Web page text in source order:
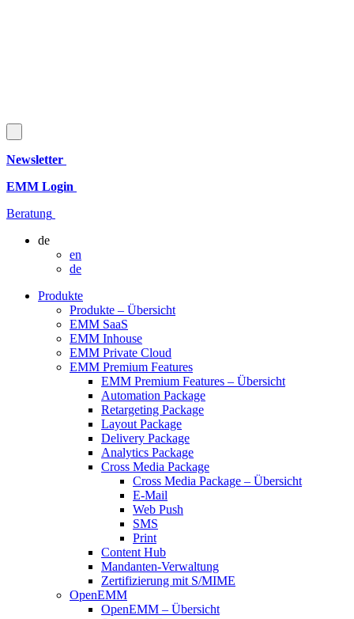
Newsletter
EMM Login
Beratung
de
en
de
Produkte
Produkte – Übersicht
EMM SaaS
EMM Inhouse
EMM Private Cloud
EMM Premium Features
EMM Premium Features – Übersicht
Automation Package
Retargeting Package
Layout Package
Delivery Package
Analytics Package
Cross Media Package
Cross Media Package – Übersicht
E-Mail
Web Push
SMS
Print
Content Hub
Mandanten-Verwaltung
Zertifizierung mit S/MIME
OpenEMM
OpenEMM – Übersicht